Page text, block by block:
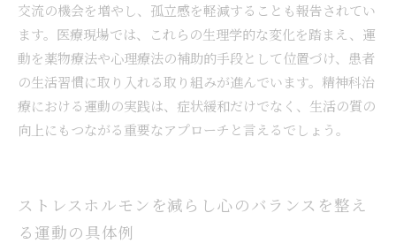
交流の機会を増やし、孤立感を軽減することも報告されてい
ます。医療現場では、これらの生理学的な変化を踏まえ、運
動を薬物療法や心理療法の補助的手段として位置づけ、患者
の生活習慣に取り入れる取り組みが進んでいます。精神科治
療における運動の実践は、症状緩和だけでなく、生活の質の
向上にもつながる重要なアプローチと言えるでしょう。
ストレスホルモンを減らし心のバランスを整え
る運動の具体例